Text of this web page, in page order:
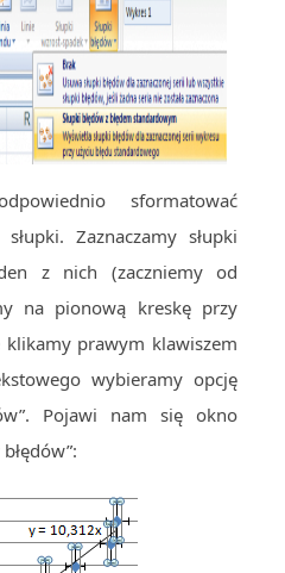
CSS 3
WERSJI
Git
SQL
EXCEL
sformatować
Zaznaczamy słupki
z nich (zaczniemy od
na pionową kreskę przy
klikamy prawym klawiszem
wybieramy opcję
Pojawi nam się okno